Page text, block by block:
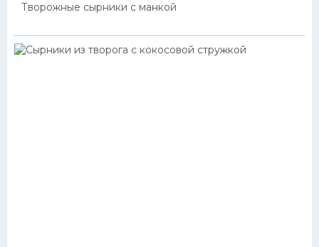
Творожные сырники с манкой